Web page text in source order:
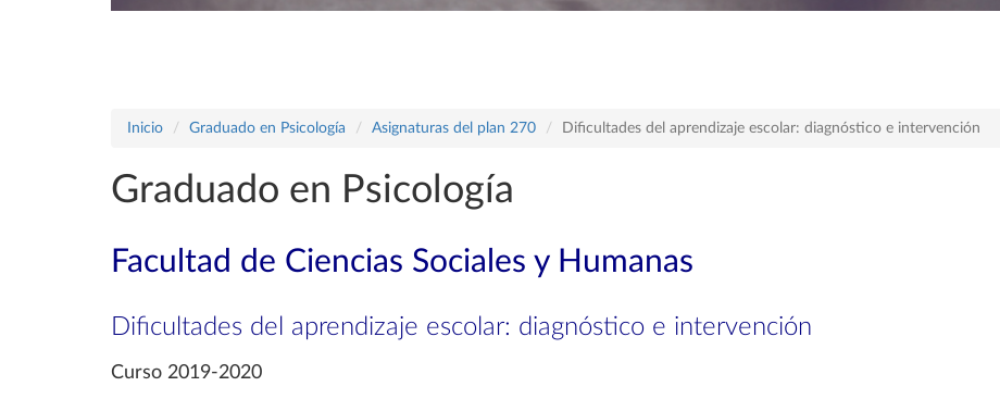
Inicio Graduado en Psicología Asignaturas del plan 270 Dificultades del aprendizaje escolar: diagnóstico e intervención
Graduado en Psicología
Facultad de Ciencias Sociales y Humanas
Dificultades del aprendizaje escolar: diagnóstico e intervención
Curso 2019-2020